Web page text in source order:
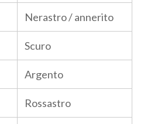
Nerastro / annerito
Scuro
Argento
Rossastro